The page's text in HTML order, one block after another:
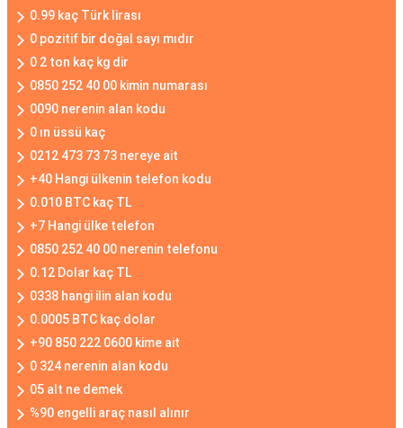
0.99 kaç Türk lirası
0 pozitif bir doğal sayı mıdır
0 2 ton kaç kg dir
0850 252 40 00 kimin numarası
0090 nerenin alan kodu
0 ın üssü kaç
0212 473 73 73 nereye ait
+40 Hangi ülkenin telefon kodu
0.010 BTC kaç TL
+7 Hangi ülke telefon
0850 252 40 00 nerenin telefonu
0.12 Dolar kaç TL
0338 hangi ilin alan kodu
0.0005 BTC kaç dolar
+90 850 222 0600 kime ait
0 324 nerenin alan kodu
05 alt ne demek
%90 engelli araç nasıl alınır